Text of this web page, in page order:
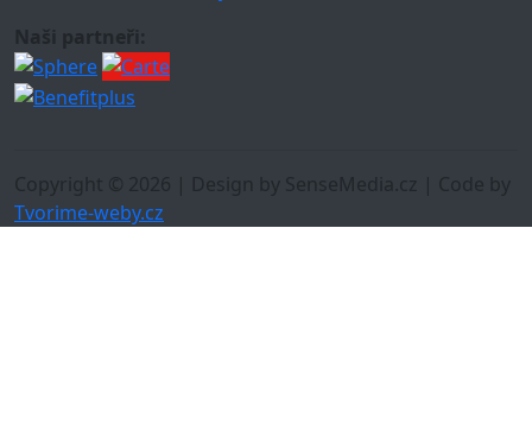
Naši partneři:
Copyright © 2026 | Design by SenseMedia.cz | Code by
Tvorime-weby.cz